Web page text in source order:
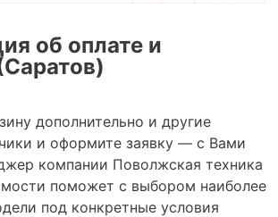
об оплате и
дополнительно и другие
и оформите заявку — с Вами
компании Поволжская техника
поможет с выбором наиболее
под конкретные условия